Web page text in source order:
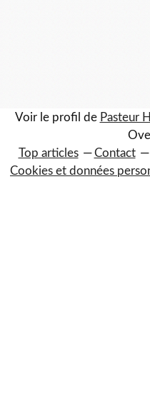
Voir le profil de Pasteur
Top articles
Contact
Cookies et données